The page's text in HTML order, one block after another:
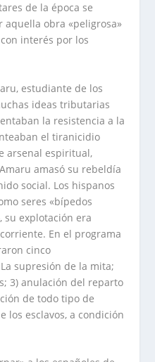
de la época se
obra «peligrosa»
interés por los
estudiante de los
ideas tributarias
la resistencia a la
el tiranicidio
arsenal espiritual,
amasó su rebeldía
social. Los hispanos
seres «bípedos
su explotación era
En el programa
cinco
supresión de la mita;
3) anulación del reparto
de todo tipo de
los esclavos, a condición